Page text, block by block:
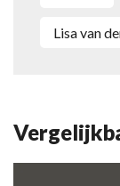
Lisa van